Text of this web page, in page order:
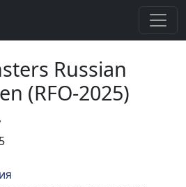
Russian
(RFO-2025)